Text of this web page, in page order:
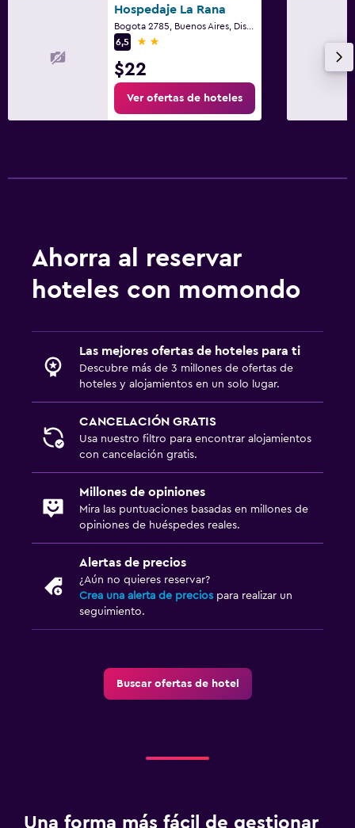
Hospedaje La Rana
6,5
2 estrellas
$22
Ver ofertas de hoteles
Ahorra al reservar
hoteles con momondo
Las mejores ofertas de hoteles para ti
Descubre más de 3 millones de ofertas de
hoteles y alojamientos en un solo lugar.
CANCELACIÓN GRATIS
Usa nuestro filtro para encontrar alojamientos
con cancelación gratis.
Millones de opiniones
Mira las puntuaciones basadas en millones de
opiniones de huéspedes reales.
Alertas de precios
¿Aún no quieres reservar?
Crea una alerta de precios para realizar un
seguimiento.
Buscar ofertas de hotel
Una forma más fácil de gestionar